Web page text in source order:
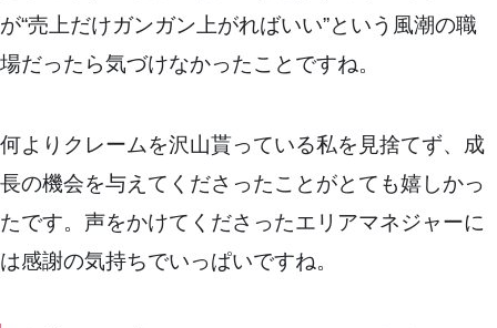
が“売上だけガンガン上がればいい”という風潮の職
場だったら気づけなかったことですね。
何よりクレームを沢山貰っている私を見捨てず、成
長の機会を与えてくださったことがとても嬉しかっ
たです。声をかけてくださったエリアマネジャーに
は感謝の気持ちでいっぱいですね。